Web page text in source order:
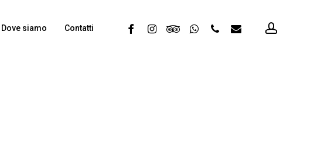
Dove siamo Contatti facebookinstagramtripadvisorwhatsappphone email account